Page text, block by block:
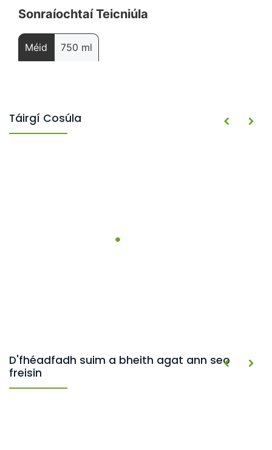
Sonraíochtaí Teicniúla
Méid 750 ml
Táirgí Cosúla
D'fhéadfadh suim a bheith agat ann seo
freisin